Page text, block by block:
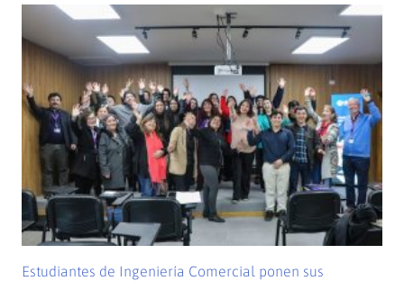
Estudiantes de Ingeniería Comercial ponen sus